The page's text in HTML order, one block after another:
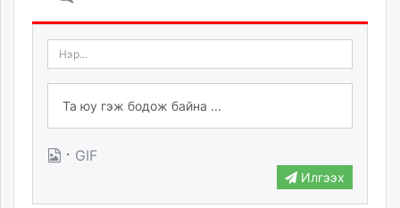
· GIF
Илгээх